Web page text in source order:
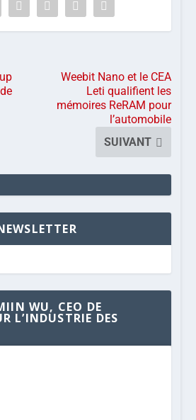
Weebit Nano et le CEA
Leti qualifient les
mémoires ReRAM pour
l’automobile
SUIVANT
WU, CEO DE
L’INDUSTRIE DES